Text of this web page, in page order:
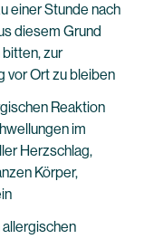
einer Stunde nach
diesem Grund
zur
vor Ort zu bleiben
Reaktion
im
Herzschlag,
Körper,